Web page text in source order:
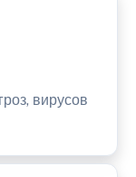
вирусов